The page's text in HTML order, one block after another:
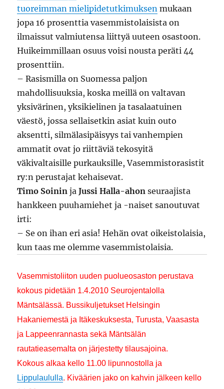
tuoreimman mielipidetutkimuksen mukaan
jopa 16 prosenttia vasemmistolaisista on
ilmaissut valmiutensa liittyä uuteen osastoon.
Huikeimmillaan osuus voisi nousta peräti 44
prosenttiin.
– Rasismilla on Suomessa paljon
mahdollisuuksia, koska meillä on valtavan
yksivärinen, yksikielinen ja tasalaatuinen
väestö, jossa sellaisetkin asiat kuin outo
aksentti, silmälasipäisyys tai vanhempien
ammatit ovat jo riittäviä tekosyitä
väkivaltaisille purkauksille, Vasemmistorasistit
ry:n perustajat kehaisevat.
Timo Soinin jaJussi Halla-ahon seuraajista
hankkeen puuhamiehet ja -naiset sanoutuvat
irti:
– Se on ihan eri asia! Hehän ovat oikeistolaisia,
kun taas me olemme vasemmistolaisia.
Vasemmistoliiton uuden puolueosaston perustava
kokous pidetään 1.4.2010 Seurojentalolla
Mäntsälässä. Bussikuljetukset Helsingin
Hakaniemestä ja Itäkeskuksesta, Turusta, Vaasasta
ja Lappeenrannasta sekä Mäntsälän
rautatieasemalta on järjestetty tilausajoina.
Kokous alkaa kello 11.00 lipunnostolla ja
Lippulaululla. Kiväärien jako on kahvin jälkeen kello